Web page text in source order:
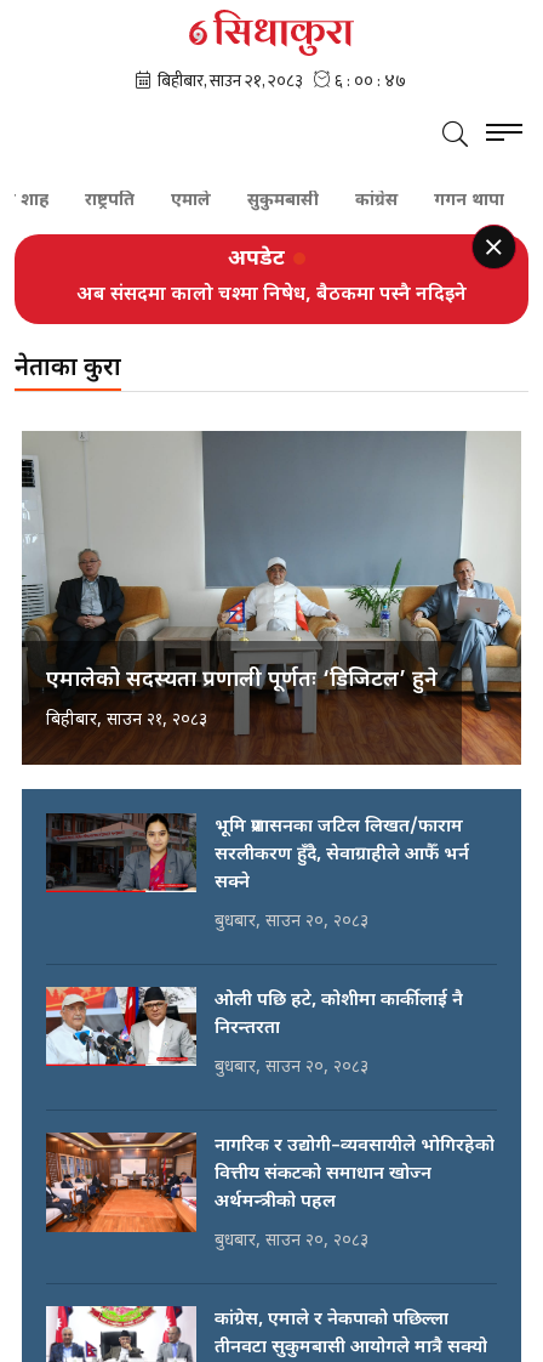
राष्ट्रपति एमाले सुकुमबासी कांग्रेस गगन थापा शेरबहादुर
अपडेट
अब संसदमा कालो चश्मा निषेध, बैठकमा पस्नै नदिइने
नेताका कुरा
एमालेको सदस्यता प्रणाली पूर्णतः ‘डिजिटल’ हुने
बिहीबार, साउन २१, २०८३
भूमि प्रशासनका जटिल लिखत/फाराम
सरलीकरण हुँदै, सेवाग्राहीले आफैँ भर्न
सक्ने
बुधबार, साउन २०, २०८३
ओली पछि हटे, कोशीमा कार्कीलाई नै
निरन्तरता
बुधबार, साउन २०, २०८३
नागरिक र उद्योगी–व्यवसायीले भोगिरहेको
वित्तीय संकटको समाधान खोज्न
अर्थमन्त्रीको पहल
बुधबार, साउन २०, २०८३
कांग्रेस, एमाले र नेकपाको पछिल्ला
तीनवटा सुकुमबासी आयोगले मात्रै सक्यो